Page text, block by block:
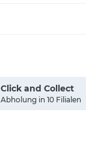
Click and Collect
Abholung in 10 Filialen